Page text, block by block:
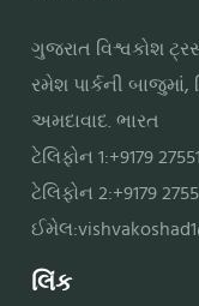
ગુજરાત વિશ્વકોશ
રમેશ પાર્કની બાજુમાં,
અમદાવાદ. ભારત
ટેલિફોન 1:+9179
ટેલિફોન 2:+9179
ઈમેલ:
લિંક